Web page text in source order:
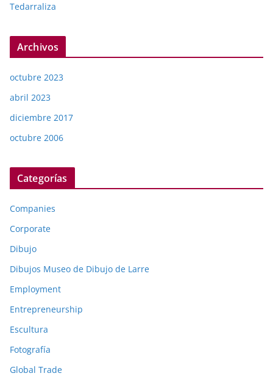
Tedarraliza
Archivos
octubre 2023
abril 2023
diciembre 2017
octubre 2006
Categorías
Companies
Corporate
Dibujo
Dibujos Museo de Dibujo de Larre
Employment
Entrepreneurship
Escultura
Fotografía
Global Trade